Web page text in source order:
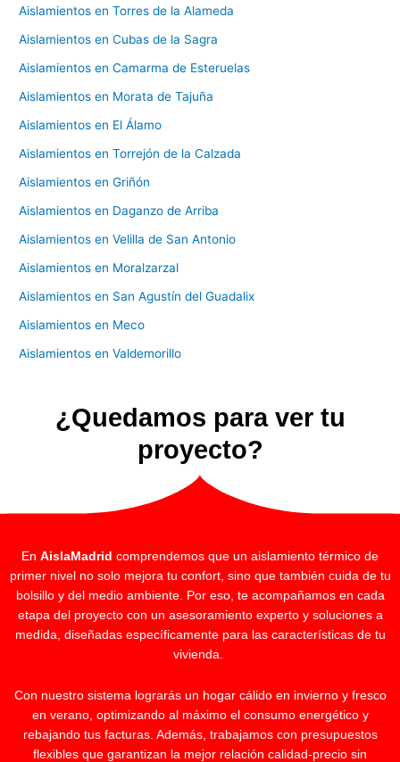
Aislamientos en Torres de la Alameda
Aislamientos en Cubas de la Sagra
Aislamientos en Camarma de Esteruelas
Aislamientos en Morata de Tajuña
Aislamientos en El Álamo
Aislamientos en Torrejón de la Calzada
Aislamientos en Griñón
Aislamientos en Daganzo de Arriba
Aislamientos en Velilla de San Antonio
Aislamientos en Moralzarzal
Aislamientos en San Agustín del Guadalix
Aislamientos en Meco
Aislamientos en Valdemorillo
¿Quedamos para ver tu
proyecto?
En AislaMadrid comprendemos que un aislamiento térmico de
primer nivel no solo mejora tu confort, sino que también cuida de tu
bolsillo y del medio ambiente. Por eso, te acompañamos en cada
etapa del proyecto con un asesoramiento experto y soluciones a
medida, diseñadas específicamente para las características de tu
vivienda.
Con nuestro sistema lograrás un hogar cálido en invierno y fresco
en verano, optimizando al máximo el consumo energético y
rebajando tus facturas. Además, trabajamos con presupuestos
flexibles que garantizan la mejor relación calidad-precio sin